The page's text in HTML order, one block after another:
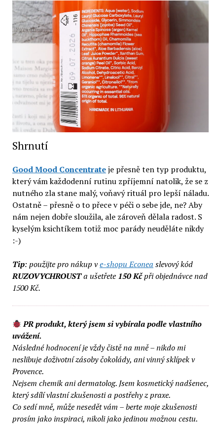
Shrnutí
Good Mood Concentrateje přesně ten typ produktu,
který vám každodenní rutinu zpříjemní natolik, že se z
nutného zla stane malý, voňavý rituál pro lepší náladu.
Ostatně – přesně o to přece v péči o sebe jde, ne? Aby
nám nejen dobře sloužila, ale zároveň dělala radost. S
kyselým ksichtíkem totiž moc parády neuděláte nikdy
:-)
Tip: použijte pro nákup ve-shopu Econea slevový kód
RUZOVYCHROUSTa ušetřete 150 Kčpři objednávce nad
1500 Kč.
PR produkt, který jsem si vybírala podle vlastního
uvážení.
Následné hodnocení je vždy čistě na mně – nikdo mi
neslibuje doživotní zásoby čokolády, ani vinný sklípek v
Provence.
Nejsem chemik ani dermatolog. Jsem kosmetický nadšenec,
který sdílí vlastní zkušenosti a postřehy z praxe.
Co sedí mně, může nesedět vám – berte moje zkušenosti
prosím jako inspiraci, nikoli jako jedinou možnou cestu.